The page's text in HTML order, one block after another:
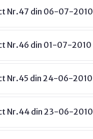
Nr.47 din 06-07-2010
Nr.46 din 01-07-2010
Nr.45 din 24-06-2010
Nr.44 din 23-06-2010